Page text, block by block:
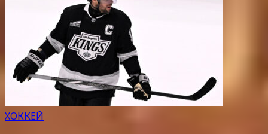
ХОККЕЙ